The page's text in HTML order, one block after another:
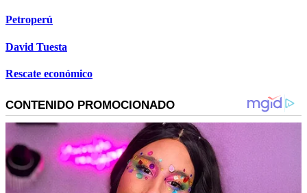
Petroperú
David Tuesta
Rescate económico